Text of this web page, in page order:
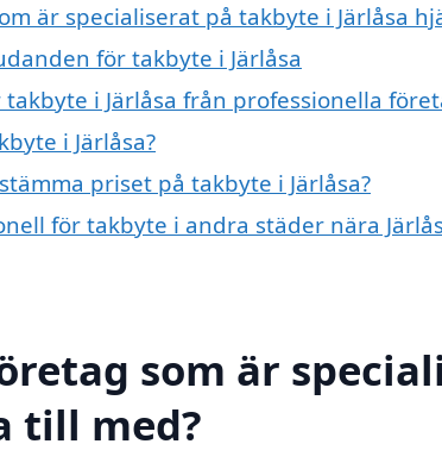
är specialiserat på takbyte i Järlåsa
för takbyte i Järlåsa
i Järlåsa från professionella
i Järlåsa?
priset på takbyte i Järlåsa?
för takbyte i andra städer nära
som är
till med?